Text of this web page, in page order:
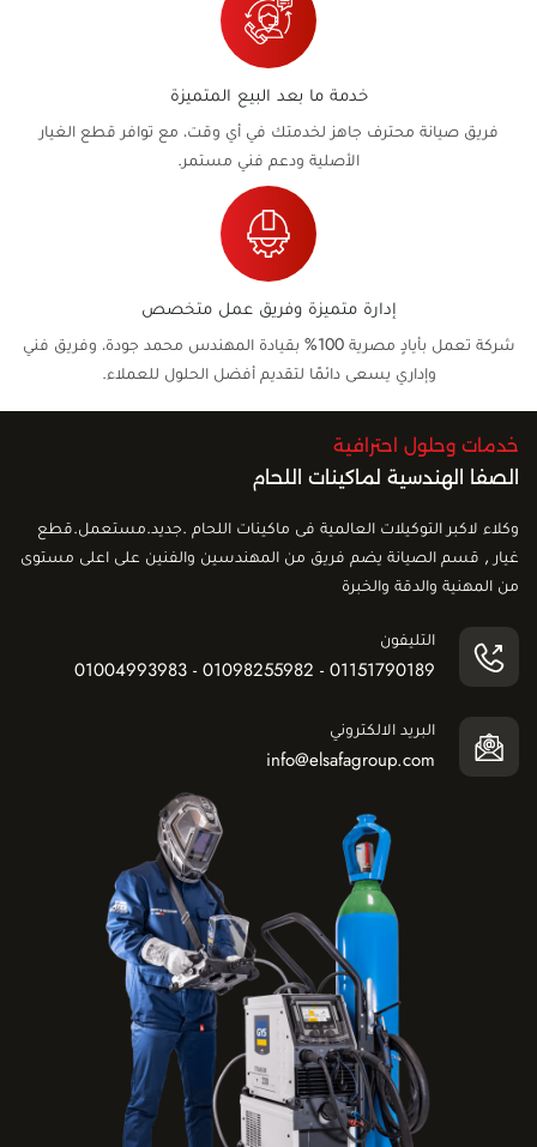
خدمة ما بعد البيع المتميزة
فريق صيانة محترف جاهز لخدمتك في أي وقت، مع توافر قطع الغيار
الأصلية ودعم فني مستمر.
إدارة متميزة وفريق عمل متخصص
شركة تعمل بأيادٍ مصرية 100% بقيادة المهندس محمد جودة، وفريق فني
وإداري يسعى دائمًا لتقديم أفضل الحلول للعملاء.
خدمات وحلول احترافية
الصفا الهندسية لماكينات اللحام
وكلاء لاكبر التوكيلات العالمية فى ماكينات اللحام .جديد.مستعمل.قطع
غيار , قسم الصيانة يضم فريق من المهندسين والفنين على اعلى مستوى
من المهنية والدقة والخبرة
التليفون
01151790189 - 01098255982 - 01004993983
البريد الالكتروني
info@elsafagroup.com